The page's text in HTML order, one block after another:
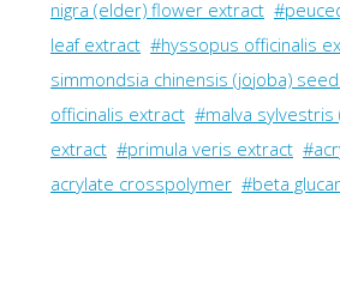
nigra (elder) flower extract
leaf extract #hyssopus officinalis
simmondsia chinensis (jojoba)
officinalis extract #malva sylvestris
extract #primula veris extract
acrylate crosspolymer #beta